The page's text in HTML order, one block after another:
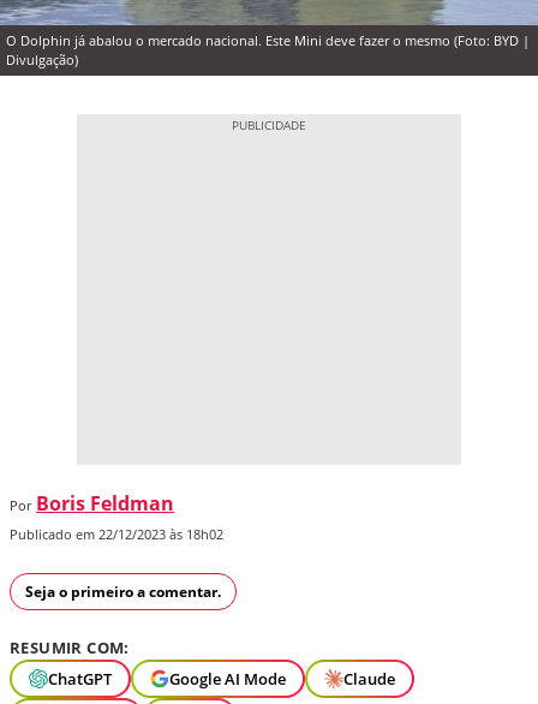
O Dolphin já abalou o mercado nacional. Este Mini deve fazer o mesmo (Foto: BYD |
Divulgação)
Por Boris Feldman
Publicado em 22/12/2023 às 18h02
Seja o primeiro a comentar.
RESUMIR COM:
ChatGPT
Google AI Mode
Claude